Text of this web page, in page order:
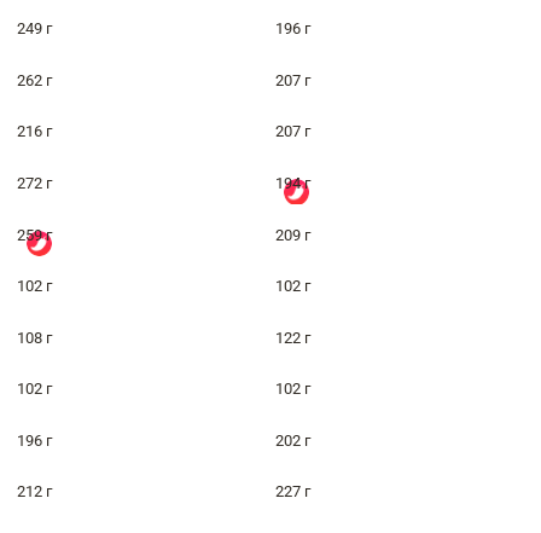
249 г 196 г
262 г 207 г
216 г 207 г
272 г 194 г
259 г 209 г
102 г 102 г
108 г 122 г
102 г 102 г
196 г 202 г
212 г 227 г